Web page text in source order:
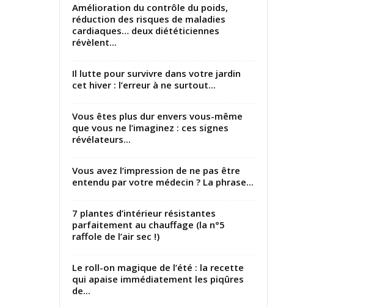
Amélioration du contrôle du poids,
réduction des risques de maladies
cardiaques… deux diététiciennes
révèlent...
Il lutte pour survivre dans votre jardin
cet hiver : l’erreur à ne surtout...
Vous êtes plus dur envers vous-même
que vous ne l’imaginez : ces signes
révélateurs...
Vous avez l’impression de ne pas être
entendu par votre médecin ? La phrase...
7 plantes d’intérieur résistantes
parfaitement au chauffage (la n°5
raffole de l’air sec !)
Le roll-on magique de l’été : la recette
qui apaise immédiatement les piqûres
de...